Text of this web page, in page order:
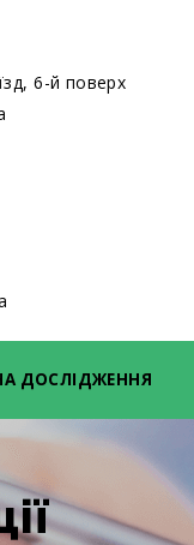
6-й поверх
ДОСЛІДЖЕННЯ